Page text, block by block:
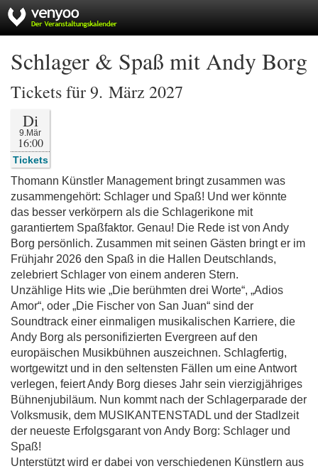
Schlager & Spaß mit Andy Borg
Tickets für 9. März 2027
Di
9.Mär
16:00
Tickets
Thomann Künstler Management bringt zusammen was
zusammengehört: Schlager und Spaß! Und wer könnte
das besser verkörpern als die Schlagerikone mit
garantiertem Spaßfaktor. Genau! Die Rede ist von Andy
Borg persönlich. Zusammen mit seinen Gästen bringt er im
Frühjahr 2026 den Spaß in die Hallen Deutschlands,
zelebriert Schlager von einem anderen Stern.
Unzählige Hits wie „Die berühmten drei Worte“, „Adios
Amor“, oder „Die Fischer von San Juan“ sind der
Soundtrack einer einmaligen musikalischen Karriere, die
Andy Borg als personifizierten Evergreen auf den
europäischen Musikbühnen auszeichnen. Schlagfertig,
wortgewitzt und in den seltensten Fällen um eine Antwort
verlegen, feiert Andy Borg dieses Jahr sein vierzigjähriges
Bühnenjubiläum. Nun kommt nach der Schlagerparade der
Volksmusik, dem MUSIKANTENSTADL und der Stadlzeit
der neueste Erfolgsgarant von Andy Borg: Schlager und
Spaß!
Unterstützt wird er dabei von verschiedenen Künstlern aus